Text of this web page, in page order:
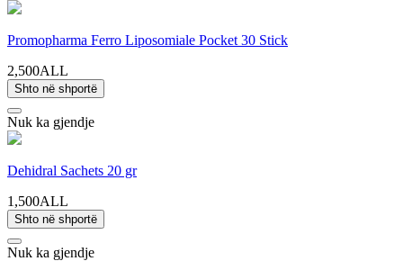
Promopharma Ferro Liposomiale Pocket 30 Stick
2,500ALL
Shto në shportë
Nuk ka gjendje
Dehidral Sachets 20 gr
1,500ALL
Shto në shportë
Nuk ka gjendje